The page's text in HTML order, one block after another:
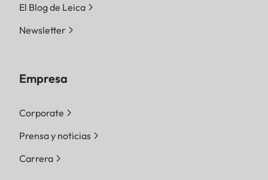
El Blog de Leica
Newsletter
Empresa
Corporate
Prensa y noticias
Carrera